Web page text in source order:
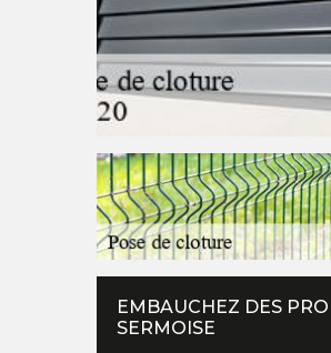
EMBAUCHEZ DES
SERMOISE